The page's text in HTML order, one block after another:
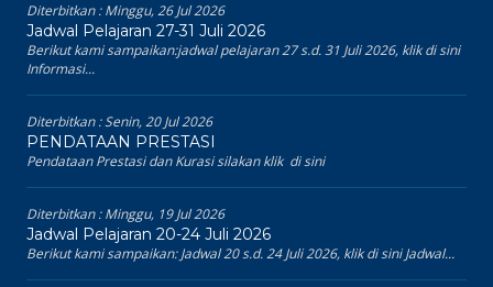
Diterbitkan :Minggu, 26 Jul 2026
Jadwal Pelajaran 27-31 Juli 2026
Berikut kami sampaikan:jadwal pelajaran 27 s.d. 31 Juli 2026, klik di sini
Informasi...
Diterbitkan :Senin, 20 Jul 2026
PENDATAAN PRESTASI
Pendataan Prestasi dan Kurasi silakan klik di sini
Diterbitkan :Minggu, 19 Jul 2026
Jadwal Pelajaran 20-24 Juli 2026
Berikut kami sampaikan: Jadwal 20 s.d. 24 Juli 2026, klik di sini Jadwal...